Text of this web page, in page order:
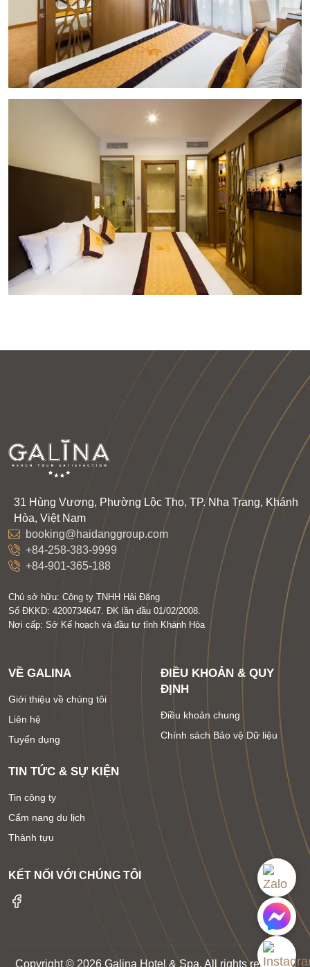
31 Hùng Vương, Phường Lộc Thọ, TP. Nha Trang, Khánh
Hòa, Việt Nam
booking@haidanggroup.com
+84-258-383-9999
+84-901-365-188
Chủ sở hữu: Công ty TNHH Hải Đăng
Số ĐKKD: 4200734647. ĐK lần đầu 01/02/2008.
Nơi cấp: Sở Kế hoạch và đầu tư tỉnh Khánh Hòa
VỀ GALINA
Giới thiệu về chúng tôi
Liên hệ
Tuyển dụng
ĐIỀU KHOẢN & QUY
ĐỊNH
Điều khoản chung
Chính sách Bảo vệ Dữ liệu
TIN TỨC & SỰ KIỆN
Tin công ty
Cẩm nang du lịch
Thành tựu
KẾT NỐI VỚI CHÚNG TÔI
Copyright © 2026 Galina Hotel & Spa. All rights reserved.